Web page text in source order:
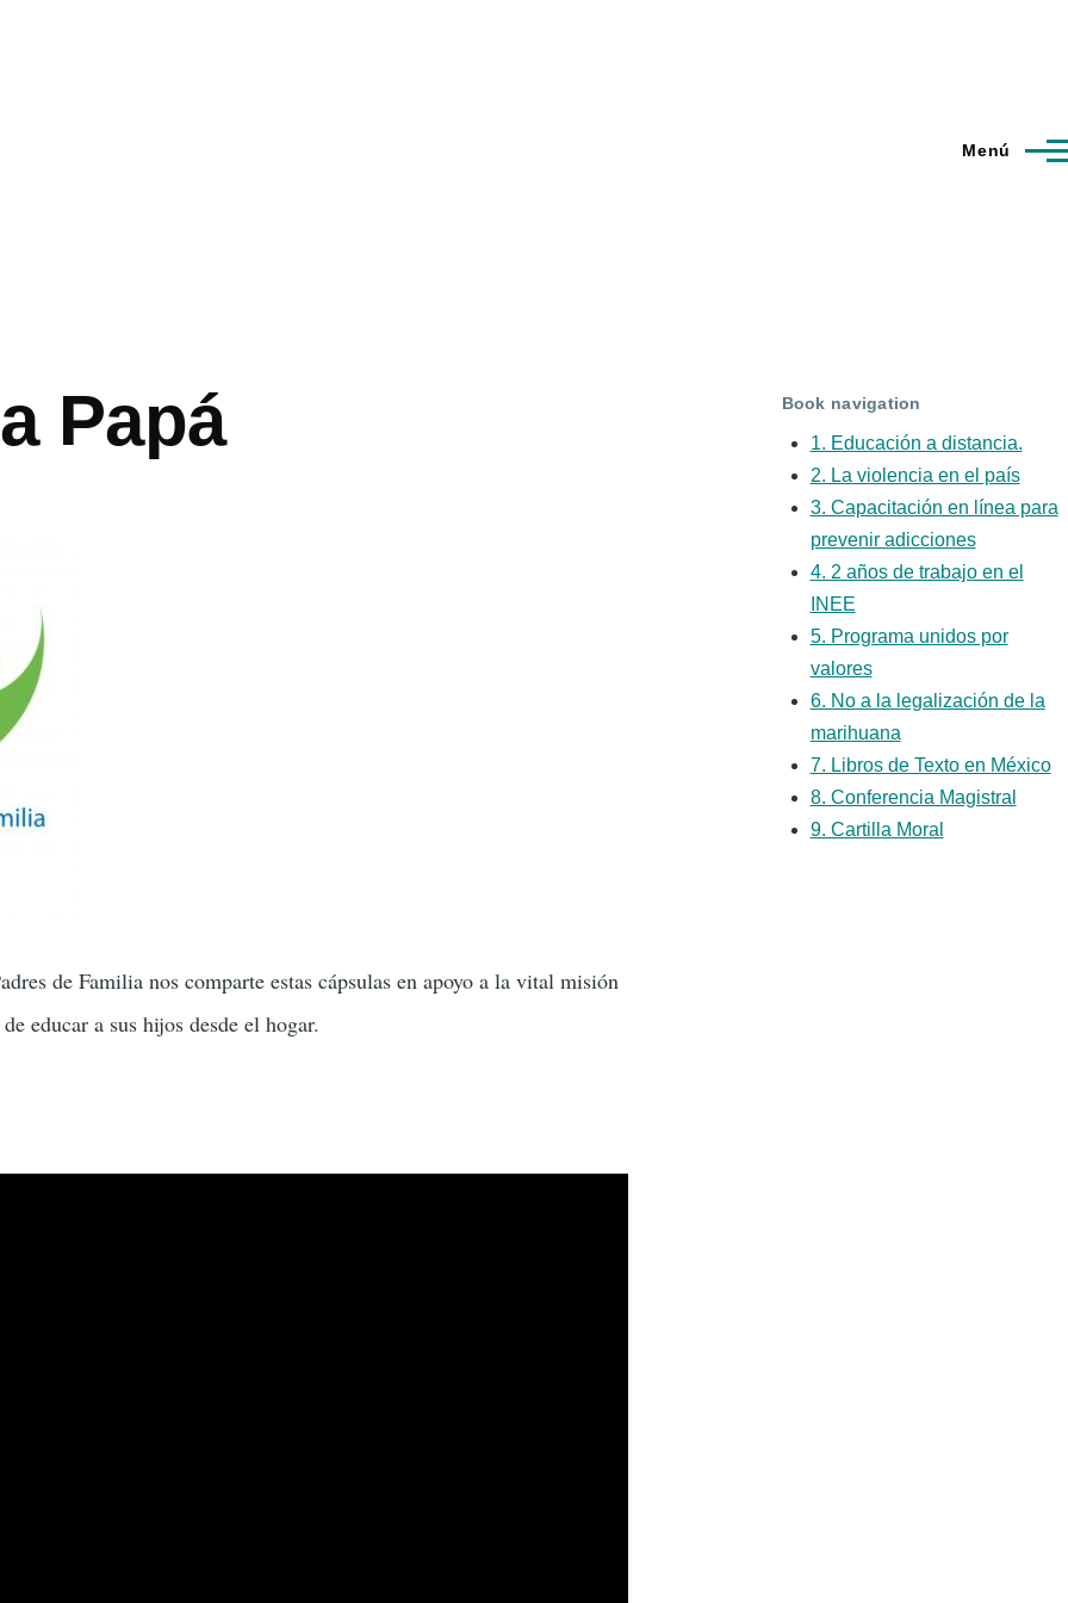
Menú
Papá
de Familia nos comparte estas cápsulas en apoyo a la vital misión
educar a sus hijos desde el hogar.
Book navigation
1. Educación a distancia.
2. La violencia en el país
3. Capacitación en línea para
prevenir adicciones
4. 2 años de trabajo en el
INEE
5. Programa unidos por
valores
6. No a la legalización de la
marihuana
7. Libros de Texto en México
8. Conferencia Magistral
9. Cartilla Moral